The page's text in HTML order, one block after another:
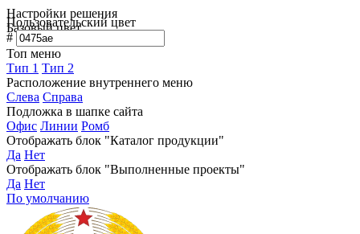
Настройки решения
Базовый цвет
Пользовательский цвет
#
Топ меню
Тип 1 Тип 2
Расположение внутреннего меню
Слева Справа
Подложка в шапке сайта
Офис Линии Ромб
Отображать блок "Каталог продукции"
Да Нет
Отображать блок "Выполненные проекты"
Да Нет
По умолчанию